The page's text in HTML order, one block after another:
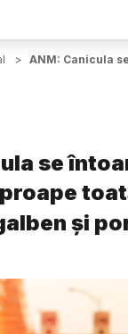
> ANM: Canicula
se
și